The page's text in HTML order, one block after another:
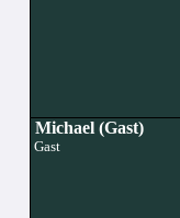
Michael (Gast)
Gast